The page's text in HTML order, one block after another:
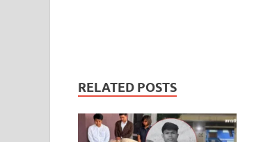
RELATED POSTS